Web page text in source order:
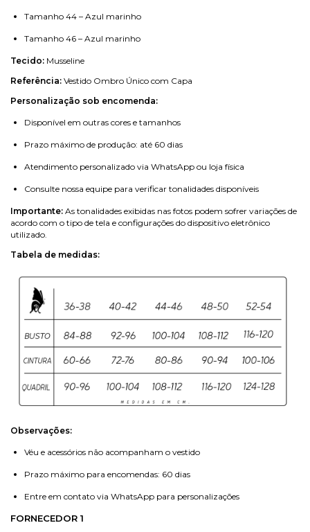
Tamanho 44 – Azul marinho
Tamanho 46 – Azul marinho
Tecido: Musseline
Referência: Vestido Ombro Único com Capa
Personalização sob encomenda:
Disponível em outras cores e tamanhos
Prazo máximo de produção: até 60 dias
Atendimento personalizado via WhatsApp ou loja física
Consulte nossa equipe para verificar tonalidades disponíveis
Importante: As tonalidades exibidas nas fotos podem sofrer variações de
acordo com o tipo de tela e configurações do dispositivo eletrônico
utilizado.
Tabela de medidas:
Observações:
Véu e acessórios não acompanham o vestido
Prazo máximo para encomendas: 60 dias
Entre em contato via WhatsApp para personalizações
FORNECEDOR 1